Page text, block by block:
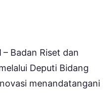
– Badan Riset dan
Deputi Bidang
menandatangani